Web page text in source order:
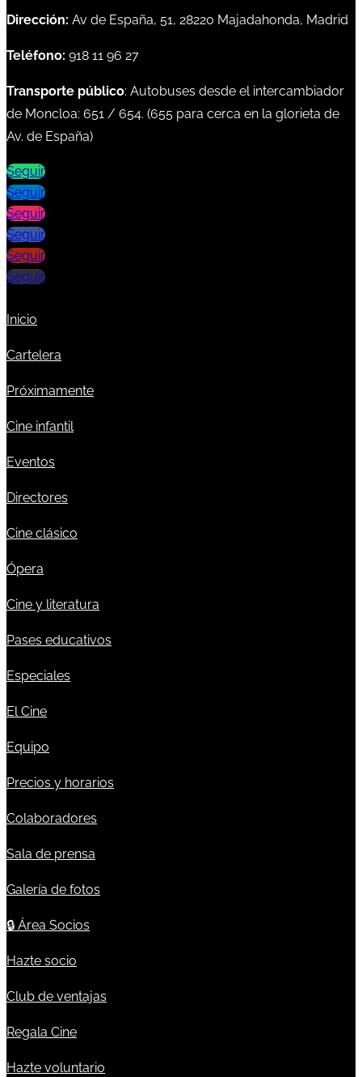
Dirección: Av de España, 51, 28220 Majadahonda, Madrid
Teléfono: 918 11 96 27
Transporte público: Autobuses desde el intercambiador
de Moncloa: 651 / 654. (655 para cerca en la glorieta de
Av. de España)
Seguir
Seguir
Seguir
Seguir
Seguir
Seguir
Inicio
Cartelera
Próximamente
Cine infantil
Eventos
Directores
Cine clásico
Ópera
Cine y literatura
Pases educativos
Especiales
El Cine
Equipo
Precios y horarios
Colaboradores
Sala de prensa
Galería de fotos
🔒 Área Socios
Hazte socio
Club de ventajas
Regala Cine
Hazte voluntario